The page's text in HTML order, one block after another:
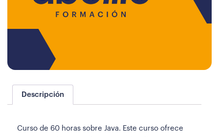
Descripción
Curso de 60 horas sobre Java. Este curso ofrece